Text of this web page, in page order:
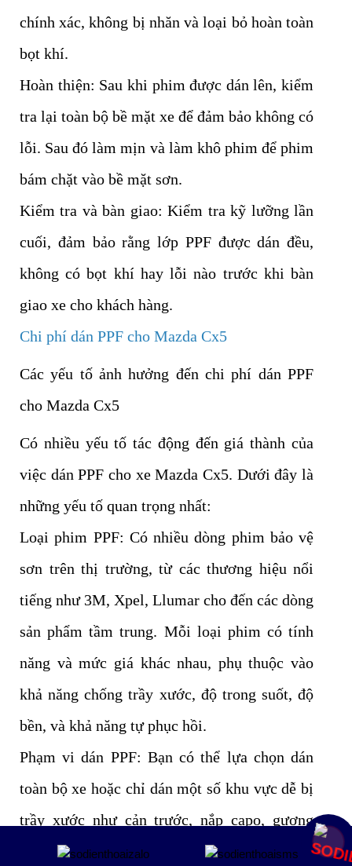
chính xác, không bị nhăn và loại bỏ hoàn toàn
bọt khí.
Hoàn thiện: Sau khi phim được dán lên, kiểm
tra lại toàn bộ bề mặt xe để đảm bảo không có
lỗi. Sau đó làm mịn và làm khô phim để phim
bám chặt vào bề mặt sơn.
Kiểm tra và bàn giao: Kiểm tra kỹ lưỡng lần
cuối, đảm bảo rằng lớp PPF được dán đều,
không có bọt khí hay lỗi nào trước khi bàn
giao xe cho khách hàng.
Chi phí dán PPF cho Mazda Cx5
​Các yếu tố ảnh hưởng đến chi phí dán PPF
cho Mazda Cx5
Có nhiều yếu tố tác động đến giá thành của
việc dán PPF cho xe Mazda Cx5. Dưới đây là
những yếu tố quan trọng nhất:
Loại phim PPF: Có nhiều dòng phim bảo vệ
sơn trên thị trường, từ các thương hiệu nổi
tiếng như 3M, Xpel, Llumar cho đến các dòng
sản phẩm tầm trung. Mỗi loại phim có tính
năng và mức giá khác nhau, phụ thuộc vào
khả năng chống trầy xước, độ trong suốt, độ
bền, và khả năng tự phục hồi.
Phạm vi dán PPF: Bạn có thể lựa chọn dán
toàn bộ xe hoặc chỉ dán một số khu vực dễ bị
trầy xước như cản trước, nắp capo, gương
chiếu hậu, và tay nắm cửa. Dán toàn bộ xe sẽ
Mua ngay